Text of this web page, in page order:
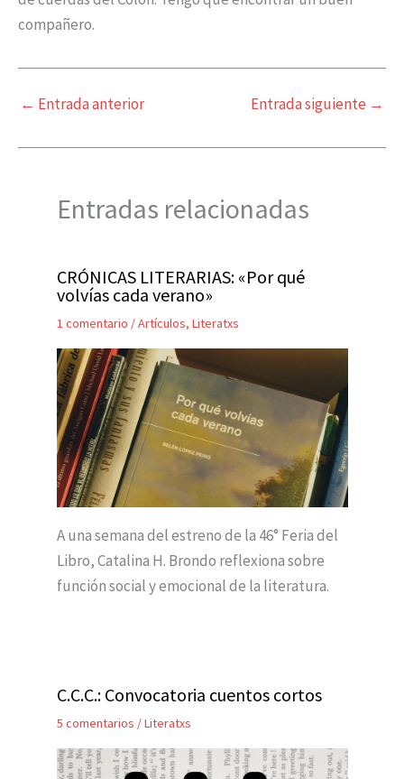
compañero.
← Entrada anterior Entrada siguiente →
Entradas relacionadas
CRÓNICAS LITERARIAS: «Por qué
volvías cada verano»
1 comentario /Artículos, Literatxs
A una semana del estreno de la 46° Feria del
Libro, Catalina H. Brondo reflexiona sobre
función social y emocional de la literatura.
C.C.C.: Convocatoria cuentos cortos
5 comentarios /Literatxs